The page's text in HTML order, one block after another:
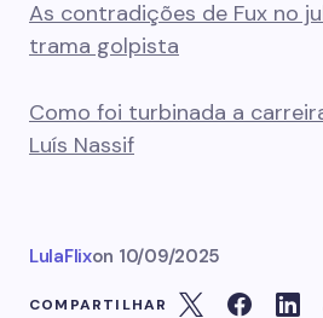
As contradições de Fux no
trama golpista
Como foi turbinada a
Luís Nassif
LulaFlixon 10/09/2025
COMPARTILHAR